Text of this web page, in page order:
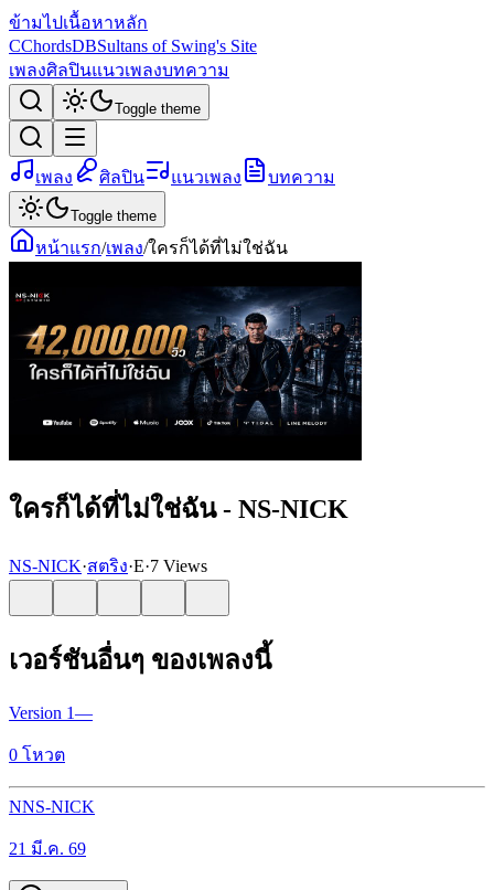
ข้ามไปเนื้อหาหลัก
CChordsDBSultans of Swing's Site
เพลงศิลปินแนวเพลงบทความ
Toggle theme
เพลง ศิลปิน แนวเพลง บทความ
Toggle theme
หน้าแรก/เพลง/ใครก็ได้ที่ไม่ใช่ฉัน
ใครก็ได้ที่ไม่ใช่ฉัน - NS-NICK
NS-NICK·สตริง·E·7 Views
เวอร์ชันอื่นๆ ของเพลงนี้
Version 1—
0 โหวต
NNS-NICK
21 มี.ค. 69